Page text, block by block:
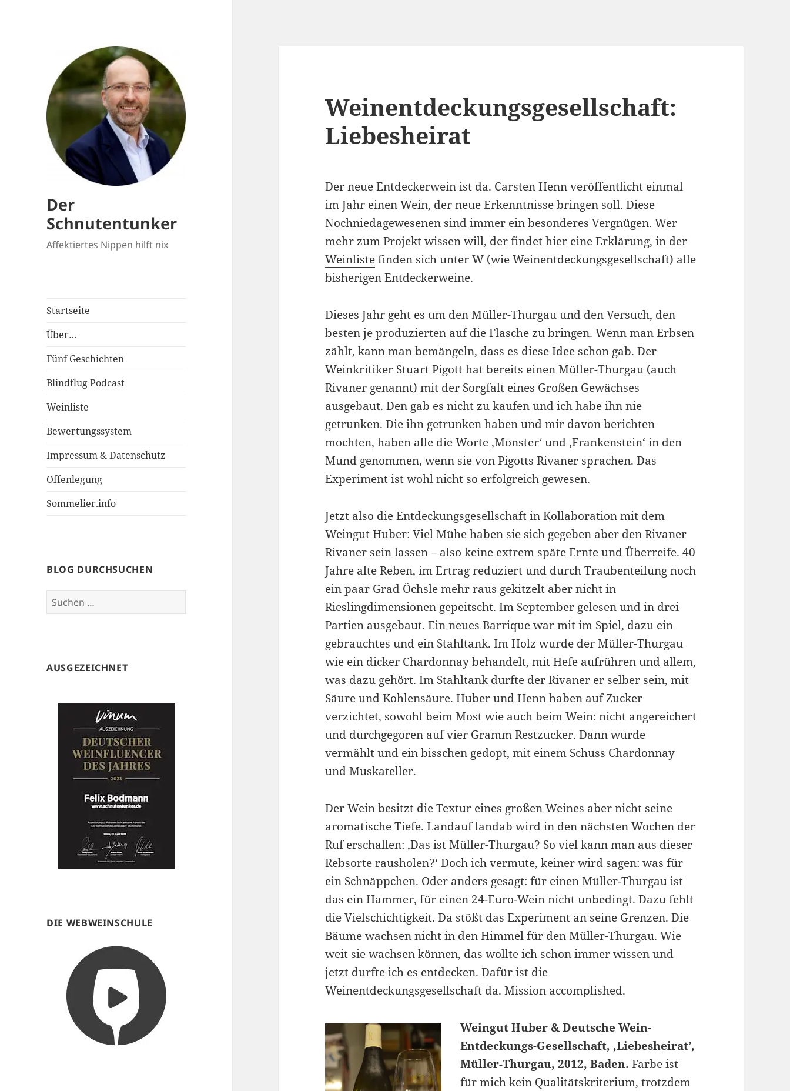
Der
Schnutentunker
Affektiertes Nippen hilft nix
Startseite
Über…
Fünf Geschichten
Blindflug Podcast
Weinliste
Bewertungssystem
Impressum & Datenschutz
Offenlegung
Sommelier.info
BLOG DURCHSUCHEN
Suchen
nach:
AUSGEZEICHNET
DIE WEBWEINSCHULE
Weinentdeckungsgesellschaft:
Liebesheirat
Der neue Entdeckerwein ist da. Carsten Henn veröffentlicht einmal
im Jahr einen Wein, der neue Erkenntnisse bringen soll. Diese
Nochniedagewesenen sind immer ein besonderes Vergnügen. Wer
mehr zum Projekt wissen will, der findethier eine Erklärung, in der
Weinlistefinden sich unter W (wie Weinentdeckungsgesellschaft) alle
bisherigen Entdeckerweine.
Dieses Jahr geht es um den Müller-Thurgau und den Versuch, den
besten je produzierten auf die Flasche zu bringen. Wenn man Erbsen
zählt, kann man bemängeln, dass es diese Idee schon gab. Der
Weinkritiker Stuart Pigott hat bereits einen Müller-Thurgau (auch
Rivaner genannt) mit der Sorgfalt eines Großen Gewächses
ausgebaut. Den gab es nicht zu kaufen und ich habe ihn nie
getrunken. Die ihn getrunken haben und mir davon berichten
mochten, haben alle die Worte ‚Monster‘ und ‚Frankenstein‘ in den
Mund genommen, wenn sie von Pigotts Rivaner sprachen. Das
Experiment ist wohl nicht so erfolgreich gewesen.
Jetzt also die Entdeckungsgesellschaft in Kollaboration mit dem
Weingut Huber: Viel Mühe haben sie sich gegeben aber den Rivaner
Rivaner sein lassen – also keine extrem späte Ernte und Überreife. 40
Jahre alte Reben, im Ertrag reduziert und durch Traubenteilung noch
ein paar Grad Öchsle mehr raus gekitzelt aber nicht in
Rieslingdimensionen gepeitscht. Im September gelesen und in drei
Partien ausgebaut. Ein neues Barrique war mit im Spiel, dazu ein
gebrauchtes und ein Stahltank. Im Holz wurde der Müller-Thurgau
wie ein dicker Chardonnay behandelt, mit Hefe aufrühren und allem,
was dazu gehört. Im Stahltank durfte der Rivaner er selber sein, mit
Säure und Kohlensäure. Huber und Henn haben auf Zucker
verzichtet, sowohl beim Most wie auch beim Wein: nicht angereichert
und durchgegoren auf vier Gramm Restzucker. Dann wurde
vermählt und ein bisschen gedopt, mit einem Schuss Chardonnay
und Muskateller.
Der Wein besitzt die Textur eines großen Weines aber nicht seine
aromatische Tiefe. Landauf landab wird in den nächsten Wochen der
Ruf erschallen: ‚Das ist Müller-Thurgau? So viel kann man aus dieser
Rebsorte rausholen?‘ Doch ich vermute, keiner wird sagen: was für
ein Schnäppchen. Oder anders gesagt: für einen Müller-Thurgau ist
das ein Hammer, für einen 24-Euro-Wein nicht unbedingt. Dazu fehlt
die Vielschichtigkeit. Da stößt das Experiment an seine Grenzen. Die
Bäume wachsen nicht in den Himmel für den Müller-Thurgau. Wie
weit sie wachsen können, das wollte ich schon immer wissen und
jetzt durfte ich es entdecken. Dafür ist die
Weinentdeckungsgesellschaft da. Mission accomplished.
Weingut Huber & Deutsche Wein-
Entdeckungs-Gesellschaft, ‚Liebesheirat’,
Müller-Thurgau, 2012, Baden. Farbe ist
für mich kein Qualitätskriterium, trotzdem